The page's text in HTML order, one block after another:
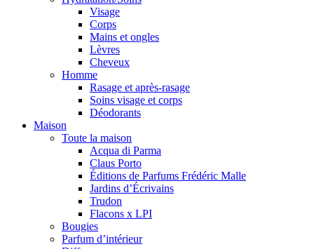
Visage
Corps
Mains et ongles
Lèvres
Cheveux
Homme
Rasage et après-rasage
Soins visage et corps
Déodorants
Maison
Toute la maison
Acqua di Parma
Claus Porto
Éditions de Parfums Frédéric Malle
Jardins d’Écrivains
Trudon
Flacons x LPI
Bougies
Parfum d’intérieur